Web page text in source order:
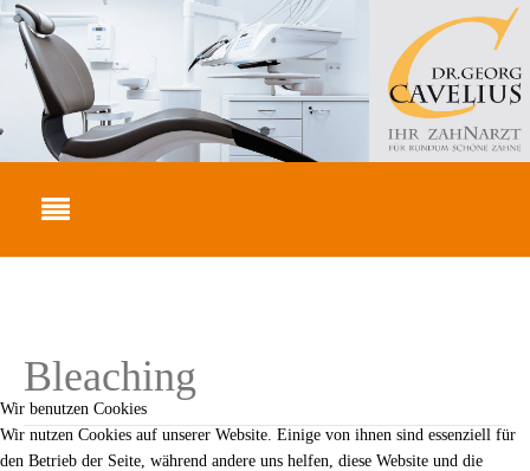
Bleaching
Wir benutzen Cookies
Wir nutzen Cookies auf unserer Website. Einige von ihnen sind essenziell für
den Betrieb der Seite, während andere uns helfen, diese Website und die